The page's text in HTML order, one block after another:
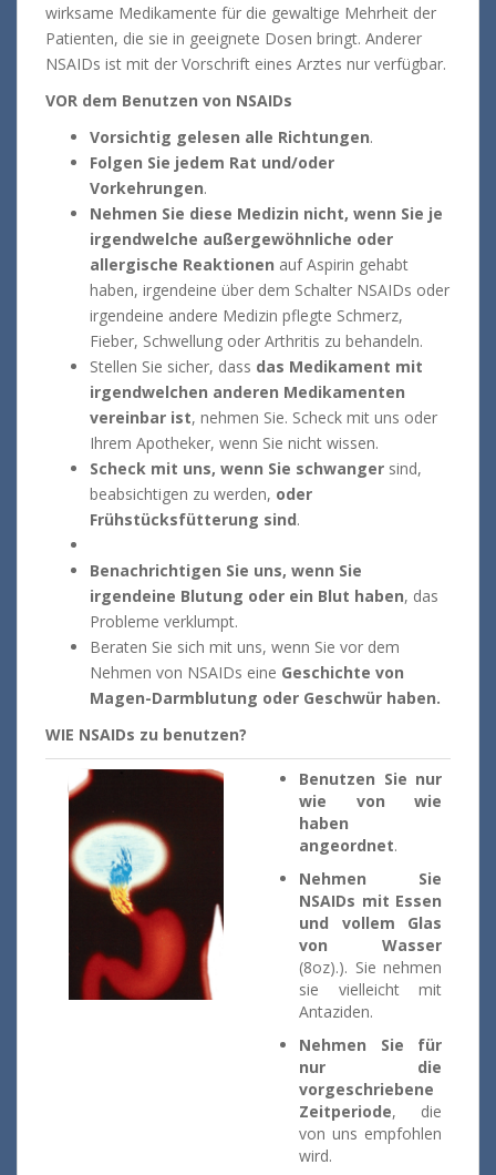
wirksame Medikamente für die gewaltige Mehrheit der
Patienten, die sie in geeignete Dosen bringt. Anderer
NSAIDs ist mit der Vorschrift eines Arztes nur verfügbar.
VOR dem Benutzen von NSAIDs
Vorsichtig gelesen alle Richtungen.
Folgen Sie jedem Rat und/oder
Vorkehrungen.
Nehmen Sie diese Medizin nicht, wenn Sie je
irgendwelche außergewöhnliche oder
allergische Reaktionen auf Aspirin gehabt
haben, irgendeine über dem Schalter NSAIDs oder
irgendeine andere Medizin pflegte Schmerz,
Fieber, Schwellung oder Arthritis zu behandeln.
Stellen Sie sicher, dass das Medikament mit
irgendwelchen anderen Medikamenten
vereinbar ist, nehmen Sie. Scheck mit uns oder
Ihrem Apotheker, wenn Sie nicht wissen.
Scheck mit uns, wenn Sie schwanger sind,
beabsichtigen zu werden, oder
Frühstücksfütterung sind.
Benachrichtigen Sie uns, wenn Sie
irgendeine Blutung oder ein Blut haben, das
Probleme verklumpt.
Beraten Sie sich mit uns, wenn Sie vor dem
Nehmen von NSAIDs eine Geschichte von
Magen-Darmblutung oder Geschwür haben.
WIE NSAIDs zu benutzen?
Benutzen Sie nur
wie von wie
haben
angeordnet.
Nehmen Sie
NSAIDs mit Essen
und vollem Glas
von Wasser
(8oz).). Sie nehmen
sie vielleicht mit
Antaziden.
Nehmen Sie für
nur die
vorgeschriebene
Zeitperiode, die
von uns empfohlen
wird.